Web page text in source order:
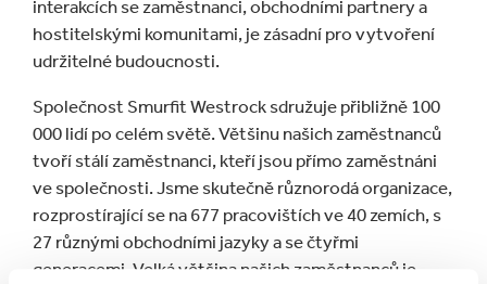
interakcích se zaměstnanci, obchodními partnery a
hostitelskými komunitami, je zásadní pro vytvoření
udržitelné budoucnosti.
Společnost Smurfit Westrock sdružuje přibližně 100
000 lidí po celém světě. Většinu našich zaměstnanců
tvoří stálí zaměstnanci, kteří jsou přímo zaměstnáni
ve společnosti. Jsme skutečně různorodá organizace,
rozprostírající se na 677 pracovištích ve 40 zemích, s
27 různými obchodními jazyky a se čtyřmi
generacemi. Velká většina našich zaměstnanců je